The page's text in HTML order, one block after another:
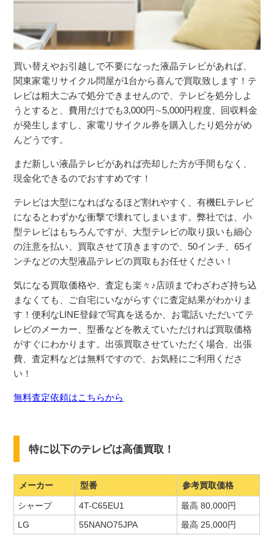
買い替えやお引越しで不要になった液晶テレビがあれば、
関東家電リサイクル問屋が1台から喜んで買取致します！テ
レビは粗大ごみで処分できませんので、テレビを処分しよ
うとすると、費用だけでも3,000円∼5,000円程度、回収料金
が発生しますし、家電リサイクル券を購入したり処分がめ
んどうです。
まだ新しい液晶テレビがあれば売却した方が手間もなく、
現金化できるのでおすすめです！
テレビは大型になればなるほど割れやすく、有機ELテレビ
になるとわずかな衝撃で壊れてしまいます。弊社では、小
型テレビはもちろんですが、大型テレビの取り扱いも細心
の注意を払い、買取させて頂きますので、50インチ、65イ
ンチなどの大型液晶テレビの買取もお任せください！
気になる買取価格や、査定も楽々♪店頭までわざわざ持ち込
まなくても、ご自宅にいながらすぐに査定結果がわかりま
す！便利なLINE登録で写真を送るか、お電話いただいてテ
レビのメーカー、型番などを教えていただければ買取価格
がすぐにわかります。出張買取させていただく場合、出張
費、査定料などは無料ですので、お気軽にご利用くださ
い！
無料査定依頼はこちらから
特に以下のテレビは高価買取！
メーカー 型番 参考買取価格
シャープ 4T-C65EU1
最高 80,000円
LG
55NANO75JPA
最高 25,000円